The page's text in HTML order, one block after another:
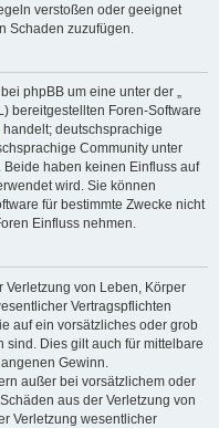
verstoßen oder geeignet
Schaden zuzufügen.
phpBB um eine unter der „
bereitgestellten Foren-Software
handelt; deutschsprachige
Community unter
Beide haben keinen Einfluss auf
wird. Sie können
für bestimmte Zwecke nicht
Einfluss nehmen.
Verletzung von Leben, Körper
Vertragspflichten
auf ein vorsätzliches oder grob
sind. Dies gilt auch für mittelbare
Gewinn.
außer bei vorsätzlichem oder
aus der Verletzung von
Verletzung wesentlicher